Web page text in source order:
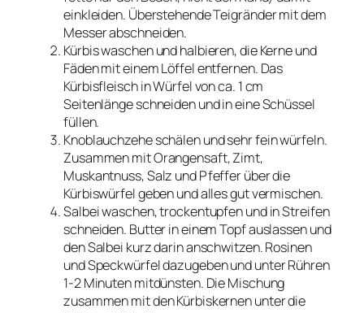
einkleiden. Überstehende Teigränder mit dem
Messer abschneiden.
Kürbis waschen und halbieren, die Kerne und
Fäden mit einem Löffel entfernen. Das
Kürbisfleisch in Würfel von ca. 1 cm
Seitenlänge schneiden und in eine Schüssel
füllen.
Knoblauchzehe schälen und sehr fein würfeln.
Zusammen mit Orangensaft, Zimt,
Muskantnuss, Salz und Pfeffer über die
Kürbiswürfel geben und alles gut vermischen.
Salbei waschen, trockentupfen und in Streifen
schneiden. Butter in einem Topf auslassen und
den Salbei kurz darin anschwitzen. Rosinen
und Speckwürfel dazugeben und unter Rühren
1-2 Minuten mitdünsten. Die Mischung
zusammen mit den Kürbiskernen unter die